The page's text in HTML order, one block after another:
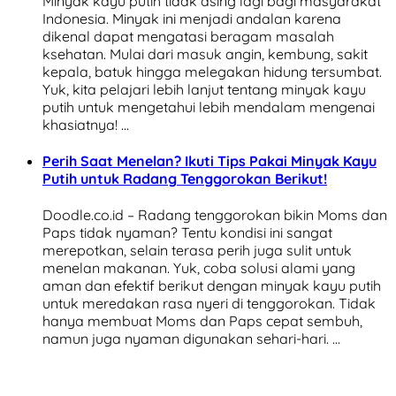
Indonesia. Minyak ini menjadi andalan karena
dikenal dapat mengatasi beragam masalah
ksehatan. Mulai dari masuk angin, kembung, sakit
kepala, batuk hingga melegakan hidung tersumbat.
Yuk, kita pelajari lebih lanjut tentang minyak kayu
putih untuk mengetahui lebih mendalam mengenai
khasiatnya! …
Perih Saat Menelan? Ikuti Tips Pakai Minyak Kayu
Putih untuk Radang Tenggorokan Berikut!
Doodle.co.id – Radang tenggorokan bikin Moms dan
Paps tidak nyaman? Tentu kondisi ini sangat
merepotkan, selain terasa perih juga sulit untuk
menelan makanan. Yuk, coba solusi alami yang
aman dan efektif berikut dengan minyak kayu putih
untuk meredakan rasa nyeri di tenggorokan. Tidak
hanya membuat Moms dan Paps cepat sembuh,
namun juga nyaman digunakan sehari-hari. …